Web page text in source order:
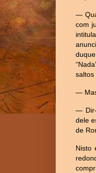
—
com
saltos
—
— Dir-
dele
de
Nisto